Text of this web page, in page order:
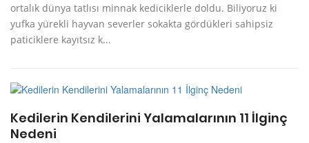
ortalık dünya tatlısı minnak kediciklerle doldu. Biliyoruz ki
yufka yürekli hayvan severler sokakta gördükleri sahipsiz
paticiklere kayıtsız k...
Kedilerin Kendilerini Yalamalarının 11 İlginç
Nedeni